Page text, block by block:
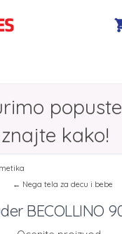
kako!
← Nega tela za decu i bebe
BECOLLINO